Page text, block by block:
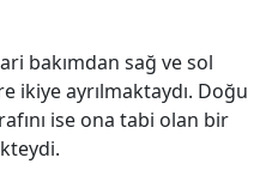
bakımdan sağ ve sol
ikiye ayrılmaktaydı. Doğu
ise ona tabi olan bir